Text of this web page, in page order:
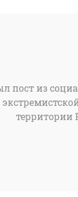
пост из
территории